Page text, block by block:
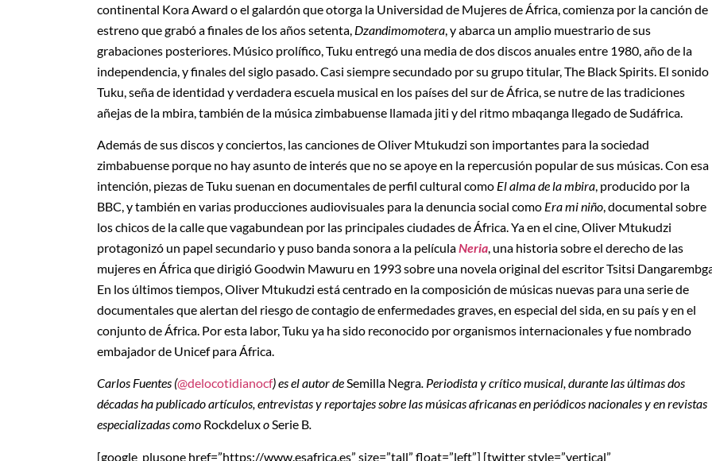
continental Kora Award o el galardón que otorga la Universidad de Mujeres de África, comienza por la canción de
estreno que grabó a finales de los años setenta, Dzandimomotera , y abarca un amplio muestrario de sus
grabaciones posteriores. Músico prolífico, Tuku entregó una media de dos discos anuales entre 1980, año de la
independencia, y finales del siglo pasado. Casi siempre secundado por su grupo titular, The Black Spirits. El sonido
Tuku, seña de identidad y verdadera escuela musical en los países del sur de África, se nutre de las tradiciones
añejas de la mbira, también de la música zimbabuense llamada jiti y del ritmo mbaqanga llegado de Sudáfrica.
Además de sus discos y conciertos, las canciones de Oliver Mtukudzi son importantes para la sociedad
zimbabuense porque no hay asunto de interés que no se apoye en la repercusión popular de sus músicas. Con esa
intención, piezas de Tuku suenan en documentales de perfil cultural como El alma de la mbira, producido por la
BBC, y también en varias producciones audiovisuales para la denuncia social como Era mi niño, documental sobre
los chicos de la calle que vagabundean por las principales ciudades de África. Ya en el cine, Oliver Mtukudzi
protagonizó un papel secundario y puso banda sonora a la películaNeria, una historia sobre el derecho de las
mujeres en África que dirigió Goodwin Mawuru en 1993 sobre una novela original del escritor Tsitsi
En los últimos tiempos, Oliver Mtukudzi está centrado en la composición de músicas nuevas para una serie de
documentales que alertan del riesgo de contagio de enfermedades graves, en especial del sida, en su país y en el
conjunto de África. Por esta labor, Tuku ya ha sido reconocido por organismos internacionales y fue nombrado
embajador de Unicef para África.
Carlos Fuentes (@delocotidianocf) es el autor deSemilla Negra. Periodista y crítico musical, durante las últimas dos
décadas ha publicado artículos, entrevistas y reportajes sobre las músicas africanas en periódicos nacionales y enrevistas
especializadas como RockdeluxoSerie B.
[google_plusone href=”https://www.esafrica.es” size=”tall” float=”left”] [twitter style=”vertical”